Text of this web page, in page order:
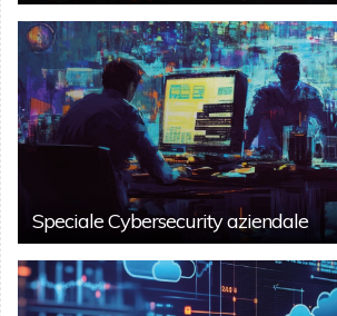
Speciale Cybersecurity aziendale